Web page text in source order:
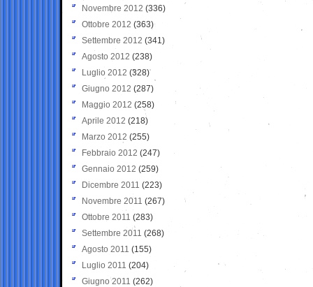
Novembre 2012 (336)
Ottobre 2012 (363)
Settembre 2012 (341)
Agosto 2012 (238)
Luglio 2012 (328)
Giugno 2012 (287)
Maggio 2012 (258)
Aprile 2012 (218)
Marzo 2012 (255)
Febbraio 2012 (247)
Gennaio 2012 (259)
Dicembre 2011 (223)
Novembre 2011 (267)
Ottobre 2011 (283)
Settembre 2011 (268)
Agosto 2011 (155)
Luglio 2011 (204)
Giugno 2011 (262)